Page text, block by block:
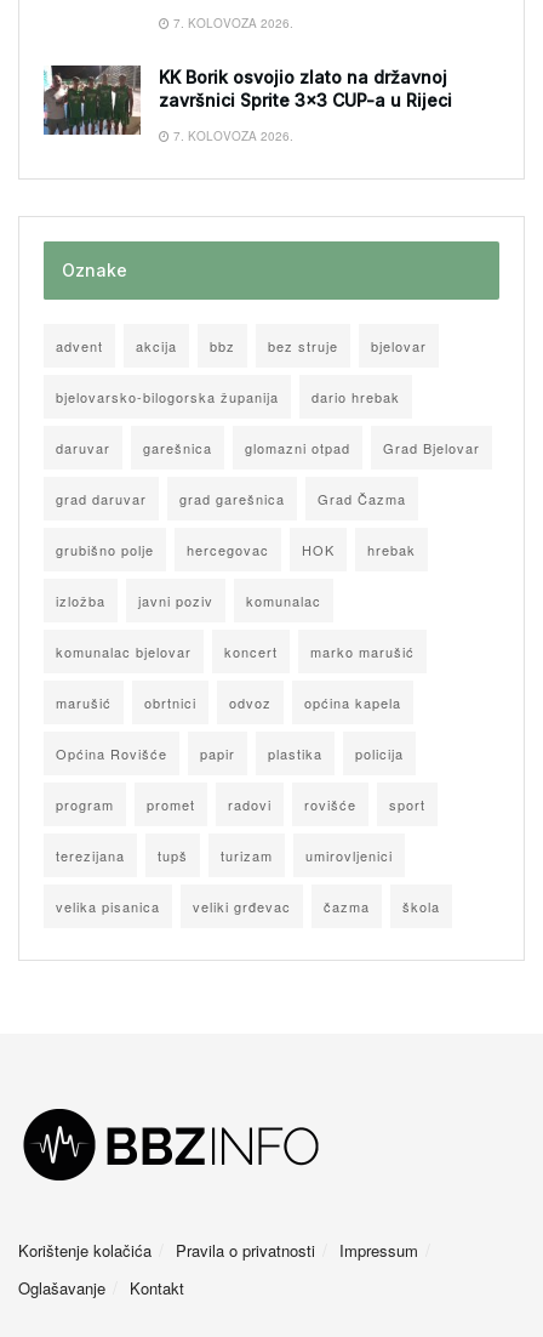
7. KOLOVOZA 2026.
KK Borik osvojio zlato na državnoj
završnici Sprite 3×3 CUP-a u Rijeci
7. KOLOVOZA 2026.
Oznake
advent akcija bbz bez struje bjelovar
bjelovarsko-bilogorska županija dario hrebak
daruvar garešnica glomazni otpad Grad Bjelovar
grad daruvar grad garešnica Grad Čazma
grubišno polje hercegovac HOK hrebak
izložba javni poziv komunalac
komunalac bjelovar koncert marko marušić
marušić obrtnici odvoz općina kapela
Općina Rovišće papir plastika policija
program promet radovi rovišće sport
terezijana tupš turizam umirovljenici
velika pisanica veliki grđevac čazma škola
Korištenje kolačića Pravila o privatnosti
Impressum
Oglašavanje
Kontakt